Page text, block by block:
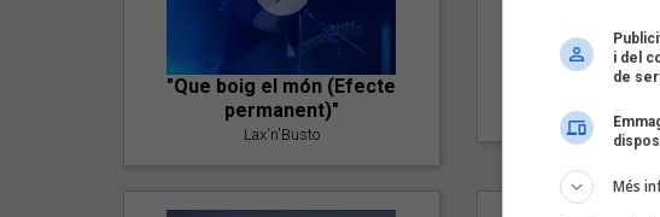
"Que boig el món (Efecte
permanent)"
Lax'n'Busto
"Amb
i del
de
Més